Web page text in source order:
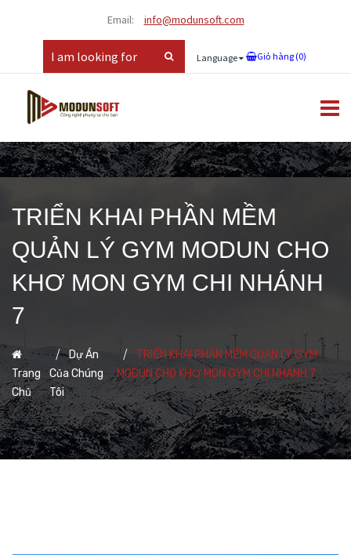
Email: info@modunsoft.com
Language Giỏ hàng (0)
TRIỂN KHAI PHẦN MỀM
QUẢN LÝ GYM MODUN CHO
KHƠ MON GYM CHI NHÁNH
7
Trang
Chủ
Dự Án
Của Chúng
Tôi
TRIỂN KHAI PHẦN MỀM QUẢN LÝ GYM
MODUN CHO KHƠ MON GYM CHI NHÁNH 7